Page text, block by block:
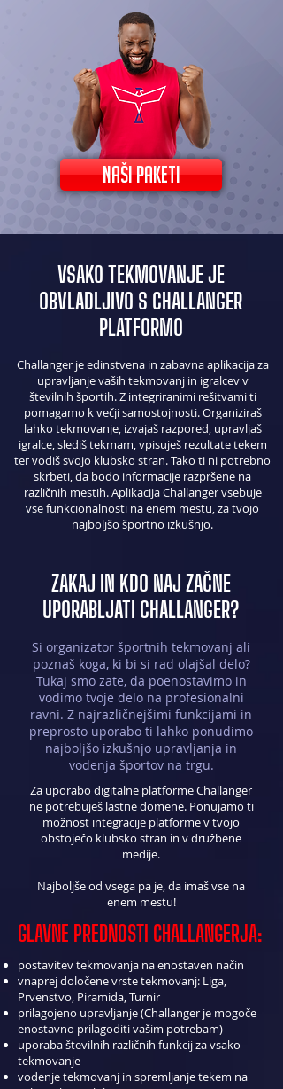
naši paketi
VSAKO TEKMOVANJE JE
OBVLADLJIVO S CHALLANGER
PLATFORMO
Challanger je edinstvena in zabavna aplikacija za
upravljanje vaših tekmovanj in igralcev v
številnih športih. Z integriranimi rešitvami ti
pomagamo k večji samostojnosti. Organiziraš
lahko tekmovanje, izvajaš razpored, upravljaš
igralce, slediš tekmam, vpisuješ rezultate tekem
ter vodiš svojo klubsko stran. Tako ti ni potrebno
skrbeti, da bodo informacije razpršene na
različnih mestih. Aplikacija Challanger vsebuje
vse funkcionalnosti na enem mestu, za tvojo
najboljšo športno izkušnjo.
ZAKAJ IN KDO NAJ ZAČNE
UPORABLJATI CHALLANGER?
Si organizator športnih tekmovanj ali
poznaš koga, ki bi si rad olajšal delo?
Tukaj smo zate, da poenostavimo in
vodimo tvoje delo na profesionalni
ravni. Z najrazličnejšimi funkcijami in
preprosto uporabo ti lahko ponudimo
najboljšo izkušnjo upravljanja in
vodenja športov na trgu.
Za uporabo digitalne platforme Challanger
ne potrebuješ lastne domene. Ponujamo ti
možnost integracije platforme v tvojo
obstoječo klubsko stran in v družbene
medije.
Najboljše od vsega pa je, da imaš vse na
enem mestu!
GLAVNE PREDNOSTI CHALLANGERJA:
postavitev tekmovanja na enostaven način
vnaprej določene vrste tekmovanj: Liga,
Prvenstvo, Piramida, Turnir
prilagojeno upravljanje (Challanger je mogoče
enostavno prilagoditi vašim potrebam)
uporaba številnih različnih funkcij za vsako
tekmovanje
vodenje tekmovanj in spremljanje tekem na